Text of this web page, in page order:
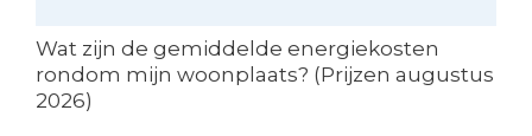
Wat zijn de gemiddelde energiekosten
rondom mijn woonplaats? (Prijzen augustus
2026)